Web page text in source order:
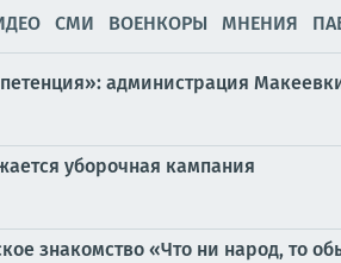
СМИ ВОЕНКОРЫ МНЕНИЯ
администрация
уборочная кампания
знакомство «Что ни народ, то